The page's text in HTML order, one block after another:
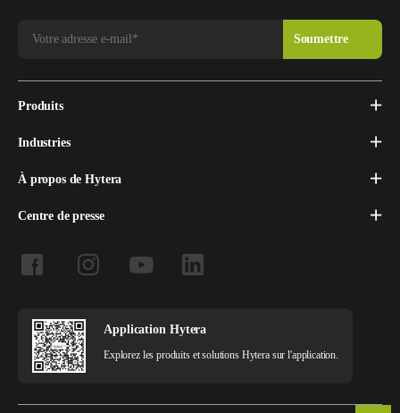
Produits
Industries
À propos de Hytera
Centre de presse
Application Hytera
Explorez les produits et solutions Hytera sur l'application.